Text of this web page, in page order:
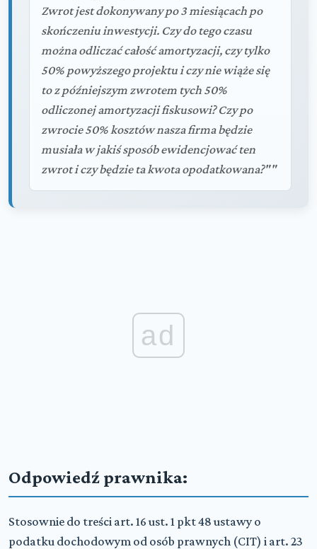
Zwrot jest dokonywany po 3 miesiącach po
skończeniu inwestycji. Czy do tego czasu
można odliczać całość amortyzacji, czy tylko
50% powyższego projektu i czy nie wiąże się
to z późniejszym zwrotem tych 50%
odliczonej amortyzacji fiskusowi? Czy po
zwrocie 50% kosztów nasza firma będzie
musiała w jakiś sposób ewidencjować ten
zwrot i czy będzie ta kwota opodatkowana?""
ad
Odpowiedź prawnika:
Stosownie do treści art. 16 ust. 1 pkt 48 ustawy o
podatku dochodowym od osób prawnych (CIT) i art. 23